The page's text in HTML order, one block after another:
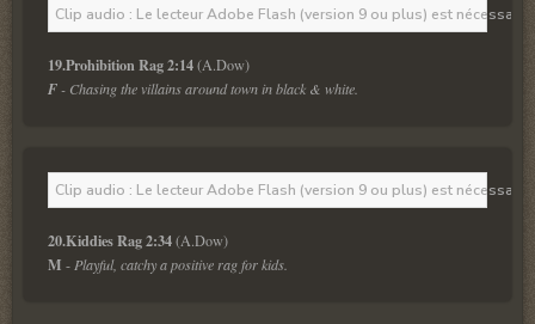
Clip audio : Le lecteur Adobe Flash (version 9 ou plus) est
19.Prohibition Rag 2:14 (A.Dow)
F - Chasing the villains around town in black & white.
Clip audio : Le lecteur Adobe Flash (version 9 ou plus) est
20.Kiddies Rag 2:34 (A.Dow)
M - Playful, catchy a positive rag for kids.